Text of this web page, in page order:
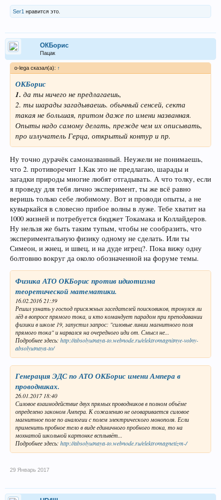
Ser1 нравится это.
ОКБорис
Пацак
o-lega сказал(а): ↑
ОКБорис
1. да ты ничего не предлагаешь,
2. ты шарады загадываешь. обычный сенсей, секта
такая не большая, притом даже по имени названная.
Опыты надо самому делать, прежде чем их описывать,
про излучатель Герца, открытый контур и пр.
Ну точно дурачёк самоназванный. Неужели не понимаешь,
что 2. противоречит 1.Как это не предлагаю, шарады и
загадки природы многие любят отгадывать. А что толку, если
я проведу для тебя лично эксперимент, ты же всё равно
веришь только себе любимому. Вот и проводи опыты, а не
кувыркайся в словесно прибое волны в луже. Тебе хватит на
1000 жизней и потребуется бюджет Токамака и Коллайдеров.
Ну нельзя же быть таким тупым, чтобы не сообразить, что
экспериментальную физику одному не сделать. Или ты
Симеон, и жнец, и швец, и на дуде игрец?. Пока вижу одну
болтовню вокруг да около обозначенной на форуме темы.
Физика АТО ОКБорис против идиотизма
теоретической математики.
16.02.2016 21:39
Решил узнать у господ присяжных заседателей поисковиков, тронулся ли
лёд в вопросе прямого тока, и кто командует парадом при преподавании
физики в школе 19, запустил запрос: "силовые линии магнитного поля
прямого тока" и нарвался на очередного иди от. Смысл не...
Подробнее здесь: http://absolyutnaya-to.webnode.ru/elektromagnitnye-volny-
absolyutnaya-to/
Генерация ЭДС по АТО ОКБорис имени Ампера в
проводниках.
26.01.2017 18:40
Силовое взаимодействие двух прямых проводников в полном объёме
определено законом Ампера. К сожалению не оговаривается силовое
магнитное поле по аналогии с полем электрического монополя. Если
применить пробное тело в виде единичного пробного тока, то на
мохнатой школьной картонке всплывёт...
Подробнее здесь: http://absolyutnaya-to.webnode.ru/elektromagnetizm-/
29 Январь 2017